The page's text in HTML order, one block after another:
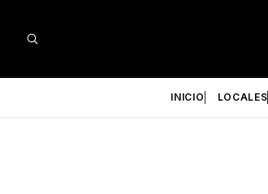
INICIO LOCALES